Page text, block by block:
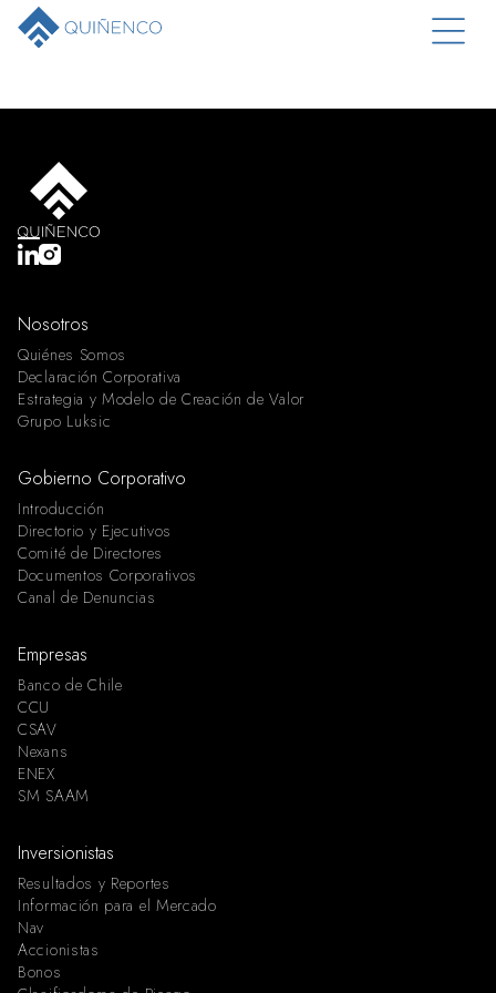
Nosotros
Quiénes Somos
Declaración Corporativa
Estrategia y Modelo de Creación de Valor
Grupo Luksic
Gobierno Corporativo
Introducción
Directorio y Ejecutivos
Comité de Directores
Documentos Corporativos
Canal de Denuncias
Empresas
Banco de Chile
CCU
CSAV
Nexans
ENEX
SM SAAM
Inversionistas
Resultados y Reportes
Información para el Mercado
Nav
Accionistas
Bonos